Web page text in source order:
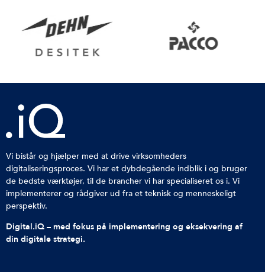
Vi bistår og hjælper med at drive virksomheders
digitaliseringsproces. Vi har et dybdegående indblik i og bruger
de bedste værktøjer, til de brancher vi har specialiseret os i. Vi
implementerer og rådgiver ud fra et teknisk og menneskeligt
perspektiv.
Digital.iQ – med fokus på implementering og eksekvering af
din digitale strategi.